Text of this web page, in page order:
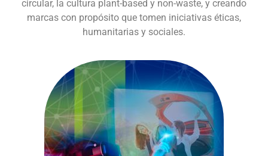
circular, la cultura plant-based y non-waste, y creando
marcas con propósito que tomen iniciativas éticas,
humanitarias y sociales.